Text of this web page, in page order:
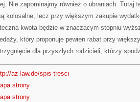
Nie zapominajmy również o ubraniach. Tutaj
kolosalne, lecz przy większym zakupie
kwota będzie w znaczącym stopniu
który proponuje pewien rabat przy
dla przyszłych rodzicieli, którzy
az-law.de/spis-tresci
strony
strony